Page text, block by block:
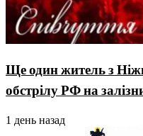
Ще один житель з
обстрілу РФ на
1 день назад